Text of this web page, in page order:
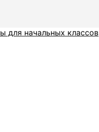
для начальных классов